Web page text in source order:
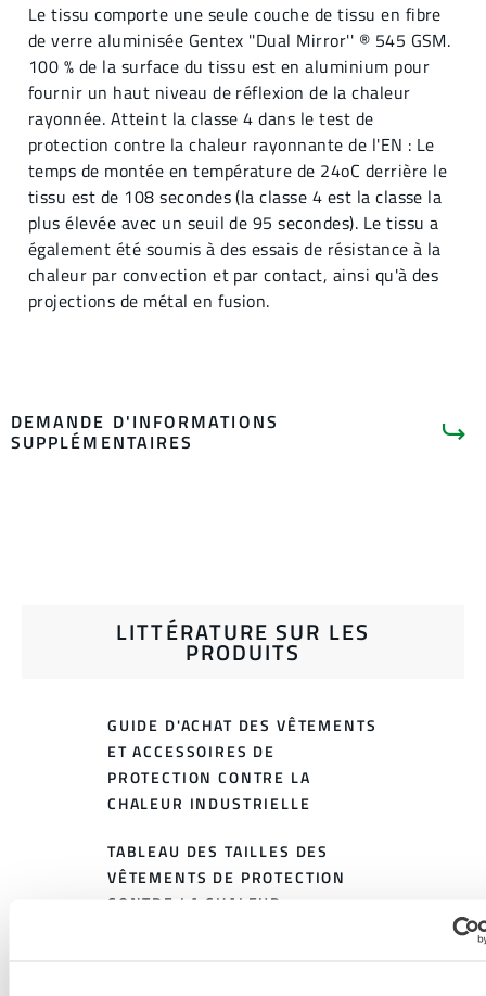
Le tissu comporte une seule couche de tissu en fibre
de verre aluminisée Gentex ''Dual Mirror'' ® 545 GSM.
100 % de la surface du tissu est en aluminium pour
fournir un haut niveau de réflexion de la chaleur
rayonnée. Atteint la classe 4 dans le test de
protection contre la chaleur rayonnante de l'EN : Le
temps de montée en température de 24oC derrière le
tissu est de 108 secondes (la classe 4 est la classe la
plus élevée avec un seuil de 95 secondes). Le tissu a
également été soumis à des essais de résistance à la
chaleur par convection et par contact, ainsi qu'à des
projections de métal en fusion.
DEMANDE D'INFORMATIONS
SUPPLÉMENTAIRES
LITTÉRATURE SUR LES
PRODUITS
GUIDE D'ACHAT DES VÊTEMENTS
ET ACCESSOIRES DE
PROTECTION CONTRE LA
CHALEUR INDUSTRIELLE
TABLEAU DES TAILLES DES
VÊTEMENTS DE PROTECTION
CONTRE LA CHALEUR